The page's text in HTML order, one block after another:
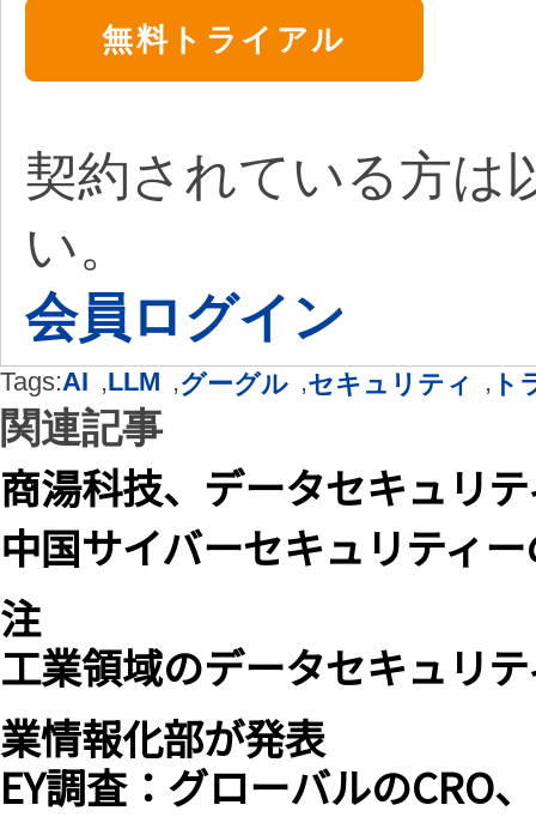
無料トライアル
契約されている方は
い。
会員ログイン
Tags:AI ,LLM ,グーグル ,セキュリティ , ト
関連記事
商湯科技、データセキュリ
中国サイバーセキュリティ
注
工業領域のデータセキュリ
業情報化部が発表
EY調査：グローバルのCRO